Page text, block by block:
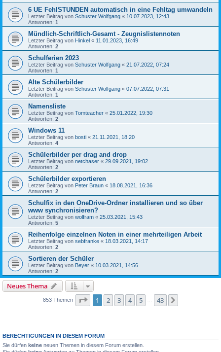
6 UE FehlSTUNDEN automatisch in eine Fehltag umwandeln
Letzter Beitrag von Schuster Wolfgang « 10.07.2023, 12:43
Antworten: 1
Mündlich-Schriftlich-Gesamt - Zeugnislistennoten
Letzter Beitrag von Hinkel « 11.01.2023, 16:49
Antworten: 2
Schulferien 2023
Letzter Beitrag von Schuster Wolfgang « 21.07.2022, 07:24
Antworten: 1
Alte Schülerbilder
Letzter Beitrag von Schuster Wolfgang « 07.07.2022, 07:31
Antworten: 1
Namensliste
Letzter Beitrag von Tomteacher « 25.01.2022, 19:30
Antworten: 2
Windows 11
Letzter Beitrag von bosti « 21.11.2021, 18:20
Antworten: 4
Schülerbilder per drag and drop
Letzter Beitrag von netchaser « 29.09.2021, 19:02
Antworten: 2
Schülerbilder exportieren
Letzter Beitrag von Peter Braun « 18.08.2021, 16:36
Antworten: 2
Schulfix in den OneDrive-Ordner installieren und so über
www synchronisieren?
Letzter Beitrag von wolfram « 25.03.2021, 15:43
Antworten: 5
Reihenfolge einzelnen Noten in einer mehrteiligen Arbeit
Letzter Beitrag von sebfranke « 18.03.2021, 14:17
Antworten: 2
Sortieren der Schüler
Letzter Beitrag von Beyer « 10.03.2021, 14:56
Antworten: 2
Neues Thema
853 Themen Seite 1von 43
1 2 3 4 5 43
BERECHTIGUNGEN IN DIESEM FORUM
Sie dürfen keine neuen Themen in diesem Forum erstellen.